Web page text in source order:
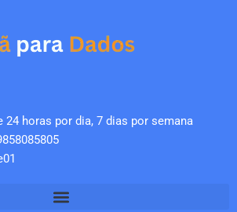
horas por dia, 7 dias por semana